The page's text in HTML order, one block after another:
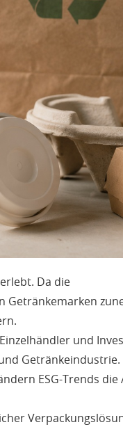
Da die
Getränkemarken
und
Getränkeindustrie.
ESG-Trends die